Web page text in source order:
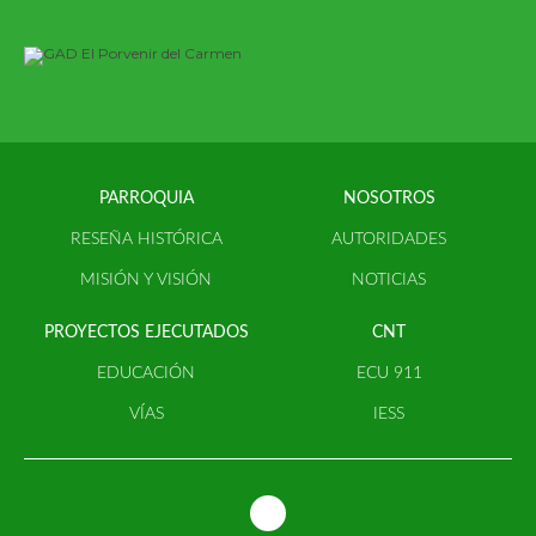
PARROQUIA
RESEÑA HISTÓRICA
MISIÓN Y VISIÓN
NOSOTROS
AUTORIDADES
NOTICIAS
PROYECTOS EJECUTADOS
EDUCACIÓN
VÍAS
CNT
ECU 911
IESS